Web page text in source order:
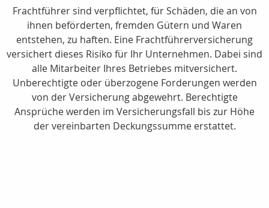
Frachtführer sind verpflichtet, für Schäden, die an von
ihnen beförderten, fremden Gütern und Waren
entstehen, zu haften. Eine Frachtführerversicherung
versichert dieses Risiko für Ihr Unternehmen. Dabei sind
alle Mitarbeiter Ihres Betriebes mitversichert.
Unberechtigte oder überzogene Forderungen werden
von der Versicherung abgewehrt. Berechtigte
Ansprüche werden im Versicherungsfall bis zur Höhe
der vereinbarten Deckungssumme erstattet.